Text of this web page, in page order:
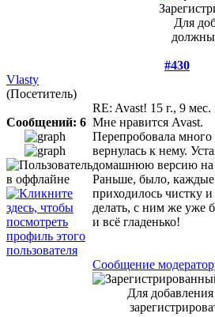
Для
должны
#430
Vlasty
(Посетитель)
Сообщений: 6
RE: Avast! 15 г., 9 мес.
Мне нравится Avast.
Перепробовала много
вернулась к нему.
домашнюю версию на
Раньше, было, каждые
приходилось чистку
делать, с ним же уже
и всё гладенько!
Сообщение
Для